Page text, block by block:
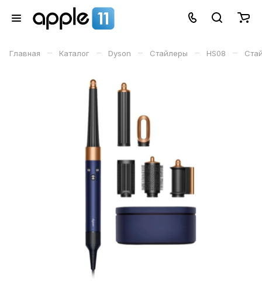
Главная – Каталог – Dyson – Стайлеры – HS08 –